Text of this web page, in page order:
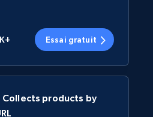
Essai gratuit
products by